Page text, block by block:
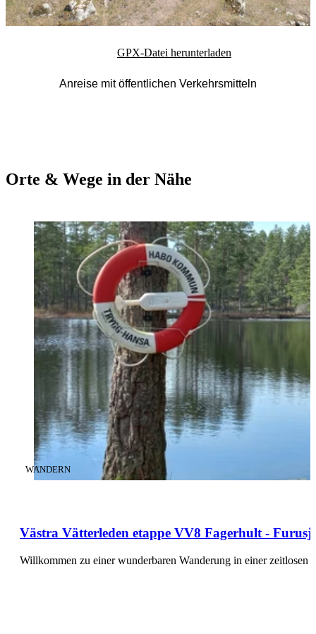
GPX-Datei herunterladen
Anreise mit öffentlichen Verkehrsmitteln
Orte & Wege in der Nähe
Västra Vätterleden etappe VV8 Fagerhult -
KATEGORIE
WANDERN
Willkommen zu einer wunderbaren Wanderung in einer